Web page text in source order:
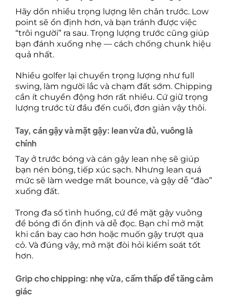
Hãy dồn nhiều trọng lượng lên chân trước. Low
point sẽ ổn định hơn, và bạn tránh được việc
“trôi người” ra sau. Trọng lượng trước cũng giúp
bạn đánh xuống nhẹ — cách chống chunk hiệu
quả nhất.
Nhiều golfer lại chuyển trọng lượng như full
swing, làm người lắc và chạm đất sớm. Chipping
cần ít chuyển động hơn rất nhiều. Cứ giữ trọng
lượng trước từ đầu đến cuối, đơn giản vậy thôi.
Tay, cán gậy và mặt gậy: lean vừa đủ, vuông là
chính
Tay ở trước bóng và cán gậy lean nhẹ sẽ giúp
bạn nén bóng, tiếp xúc sạch. Nhưng lean quá
mức sẽ làm wedge mất bounce, và gậy dễ “đào”
xuống đất.
Trong đa số tình huống, cứ để mặt gậy vuông
để bóng đi ổn định và dễ đọc. Bạn chỉ mở mặt
khi cần bay cao hơn hoặc muốn gậy trượt qua
cỏ. Và đúng vậy, mở mặt đòi hỏi kiểm soát tốt
hơn.
Grip cho chipping: nhẹ vừa, cầm thấp để tăng cảm
giác